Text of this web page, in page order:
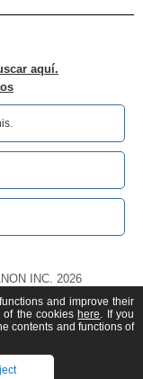
aquí.
INC. 2026
and improve their
the cookies here. If you
contents and functions of